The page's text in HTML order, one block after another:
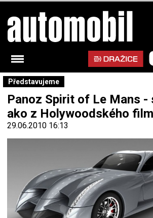
Představujeme
Panoz Spirit of Le Mans -
ako z Holywoodského
29.06.2010 16:13